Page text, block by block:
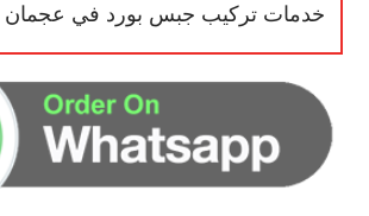
خدمات تركيب جبس بورد في عجمان :